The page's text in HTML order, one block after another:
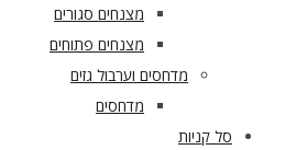
מצנחים סגורים
מצנחים פתוחים
מדחסים וערבול גזים
מדחסים
סל קניות